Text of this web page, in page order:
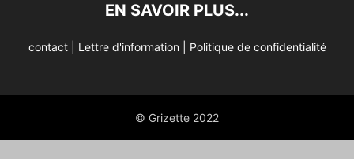
EN SAVOIR PLUS...
contact| Lettre d'information Politique de confidentialité
© Grizette 2022